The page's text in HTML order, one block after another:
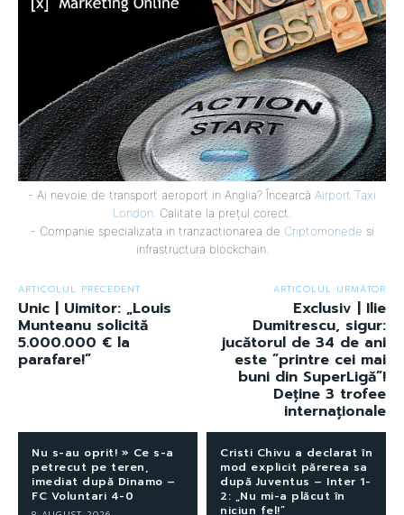
- Ai nevoie de transport aeroport in Anglia? Încearcă Airport Taxi
London . Calitate la prețul corect.
- Companie specializata in tranzactionarea de Criptomonede si
infrastructura blockchain.
ARTICOLUL PRECEDENT
Unic | Uimitor: „Louis
Munteanu solicită
5.000.000 € la
parafare!”
ARTICOLUL URMĂTOR
Exclusiv | Ilie
Dumitrescu, sigur:
jucătorul de 34 de ani
este ”printre cei mai
buni din SuperLigă”!
Deține 3 trofee
internaționale
Nu s-au oprit! » Ce s-a
petrecut pe teren,
imediat după Dinamo –
FC Voluntari 4-0
Cristi Chivu a declarat în
mod explicit părerea sa
după Juventus – Inter 1-
2: „Nu mi-a plăcut în
niciun fel!”